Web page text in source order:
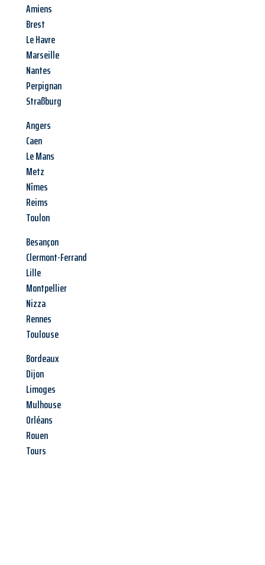
Amiens
Brest
Le Havre
Marseille
Nantes
Perpignan
Straßburg
Angers
Caen
Le Mans
Metz
Nîmes
Reims
Toulon
Besançon
Clermont-Ferrand
Lille
Montpellier
Nizza
Rennes
Toulouse
Bordeaux
Dijon
Limoges
Mulhouse
Orléans
Rouen
Tours